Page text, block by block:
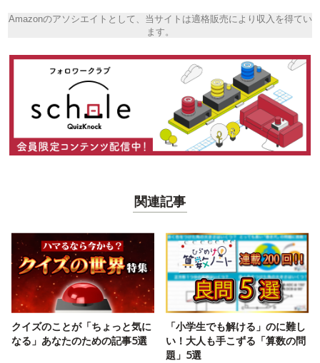
Amazonのアソシエイトとして、当サイトは適格販売により収入を得てい
ます。
関連記事
クイズのことが「ちょっと気に
なる」あなたのための記事5選
「小学生でも解ける」のに難し
い！大人も手こずる「算数の問
題」5選